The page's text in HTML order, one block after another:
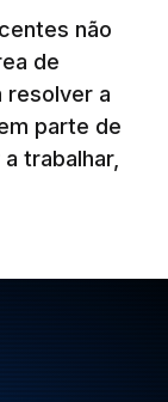
não
de
resolver a
parte de
trabalhar,